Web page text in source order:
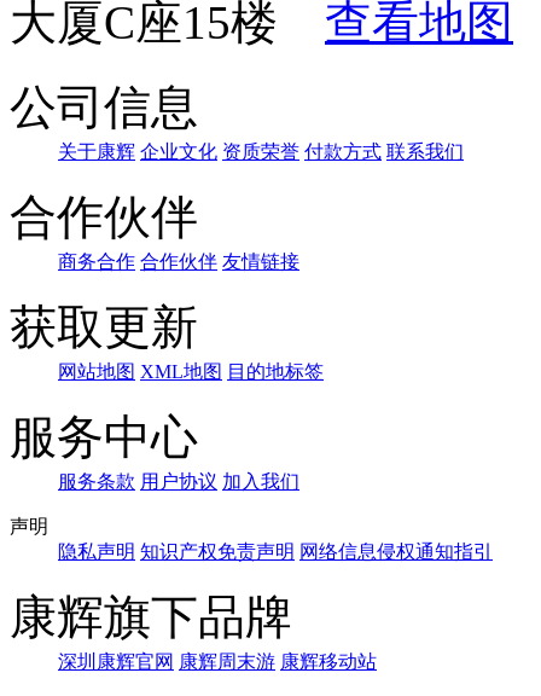
大厦C座15楼 查看地图
公司信息
关于康辉 企业文化 资质荣誉 付款方式 联系我们
合作伙伴
商务合作 合作伙伴 友情链接
获取更新
网站地图 XML地图 目的地标签
服务中心
服务条款 用户协议 加入我们
声明
隐私声明 知识产权免责声明 网络信息侵权通知指引
康辉旗下品牌
深圳康辉官网 康辉周末游 康辉移动站